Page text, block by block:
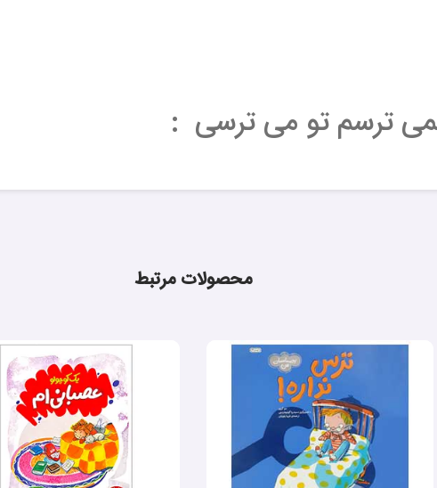
ترسم تو می ترسی :
محصولات مرتبط